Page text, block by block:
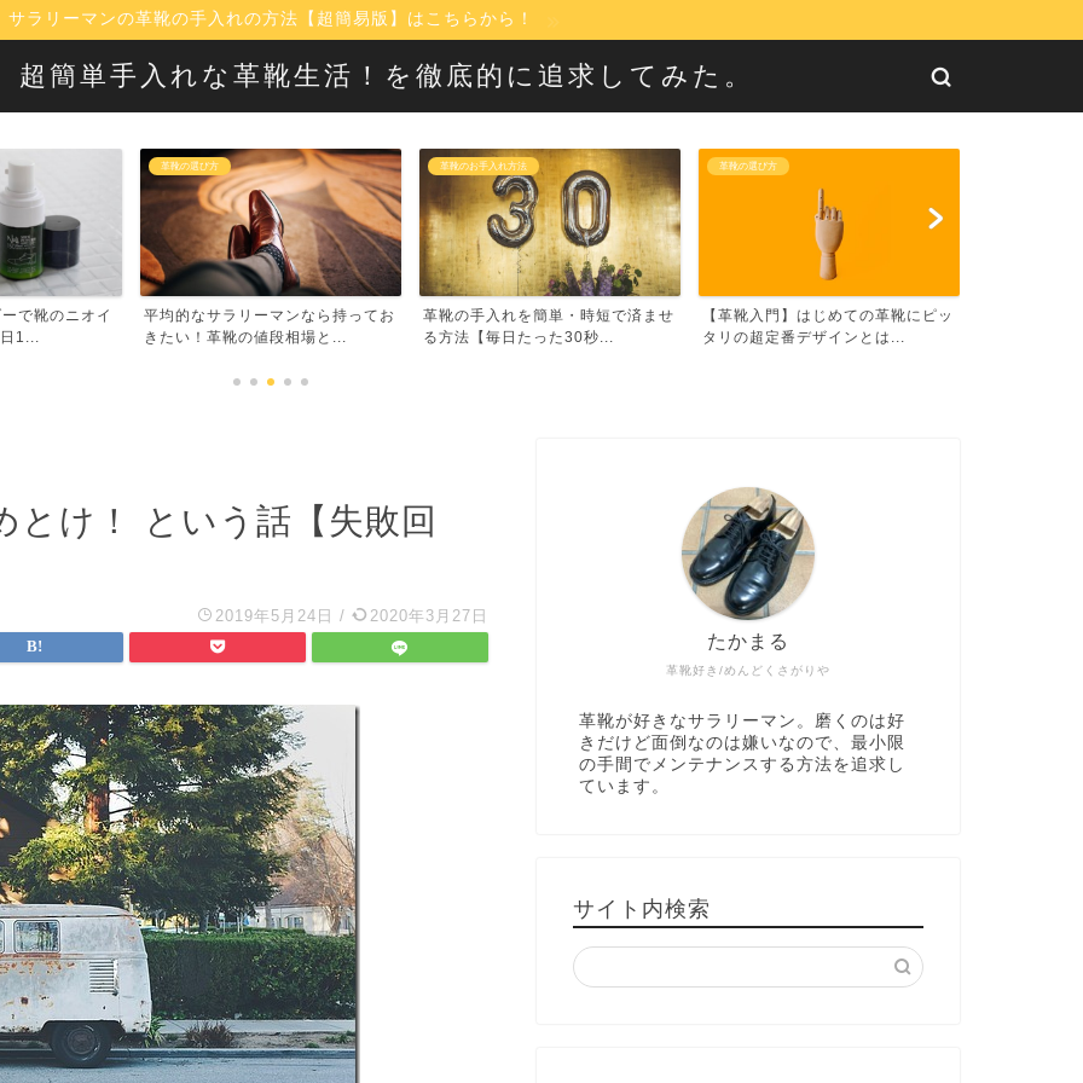
サラリーマンの革靴の手入れの方法【超簡易版】はこちらから！
超簡単手入れな革靴生活！を徹底的に追求してみた。
平均的なサラリーマンなら持ってお
きたい！革靴の値段相場と...
革靴のお手入れ方法
革靴の手入れを簡単・時短で済ませ
る方法【毎日たった30秒...
革靴の選び方
【革靴入門】はじめての革靴にピッ
タリの超定番デザインとは...
【最強】革靴ローテーショ
選び方【面倒くさがり向け
とけ！ という話【失敗回
2019年5月24日 / 2020年3月27日
革靴好き/めんどくさがりや
たかまる
革靴が好きなサラリーマン。磨くのは好
きだけど面倒なのは嫌いなので、最小限
の手間でメンテナンスする方法を追求し
ています。
サイト内検索